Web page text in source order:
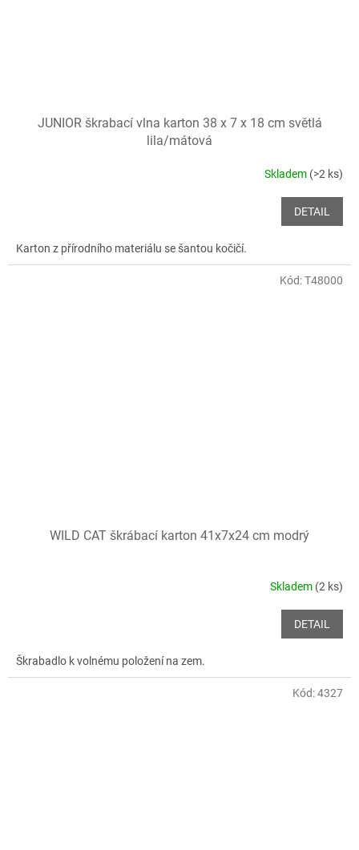
JUNIOR škrabací vlna karton 38 x 7 x 18 cm světlá
lila/mátová
Skladem (>2 ks)
DETAIL
Karton z přírodního materiálu se šantou kočičí.
WILD CAT škrábací karton 41x7x24 cm modrý
Skladem (2 ks)
DETAIL
Škrabadlo k volnému položení na zem.
Kód:T48000
Kód:4327